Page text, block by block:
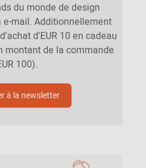
du monde de design
mail. Additionnellement
d'EUR 10 en cadeau
montant de la commande
100).
à la newsletter